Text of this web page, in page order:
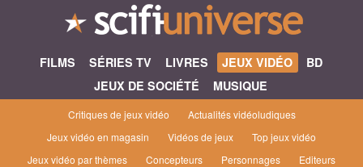
FILMS SÉRIES TV LIVRES JEUX VIDÉO
BD
JEUX DE SOCIÉTÉ
MUSIQUE
Critiques de jeux vidéo
Actualités vidéoludiques
Jeux vidéo en magasin
Vidéos de jeux
Top jeux vidéo
Jeux vidéo par thèmes
Concepteurs Personnages
Editeurs